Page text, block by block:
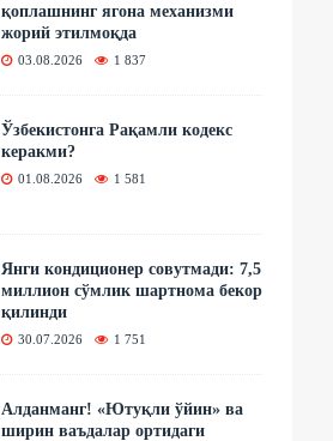
қоплашнинг ягона механизми
жорий этилмоқда
03.08.2026 1 837
Ўзбекистонга Рақамли кодекс
керакми?
01.08.2026 1 581
Янги кондиционер совутмади: 7,5
миллион сўмлик шартнома бекор
қилинди
30.07.2026 1 751
Алданманг! «Ютуқли ўйин» ва
ширин ваъдалар ортидаги